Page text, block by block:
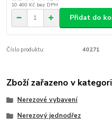
10 400 Kč bez DPH
Přidat do
Číslo produktu: 40271
Zboží zařazeno v
Nerezové vybavení
Nerezový jednodřez